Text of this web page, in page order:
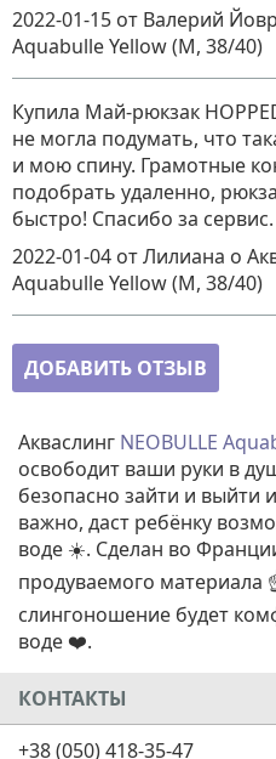
2022-01-15 от Валерий Йовр
Aquabulle Yellow (M, 38/40)
Купила Май-рюкзак
не могла подумать, что
и мою спину. Грамотные
подобрать удаленно,
быстро! Спасибо за сервис.
2022-01-04 от Лилиана о
Aquabulle Yellow (M, 38/40)
ДОБАВИТЬ ОТЗЫВ
Акваслинг NEOBULLE
освободит ваши руки в
безопасно зайти и выйти
важно, даст ребёнку
воде ☀️. Сделан во
продуваемого материала
слингоношение будет
воде ❤️.
КОНТАКТЫ
+38 (050) 418-35-47